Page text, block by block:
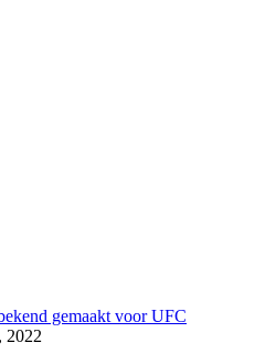
gemaakt voor UFC
2022